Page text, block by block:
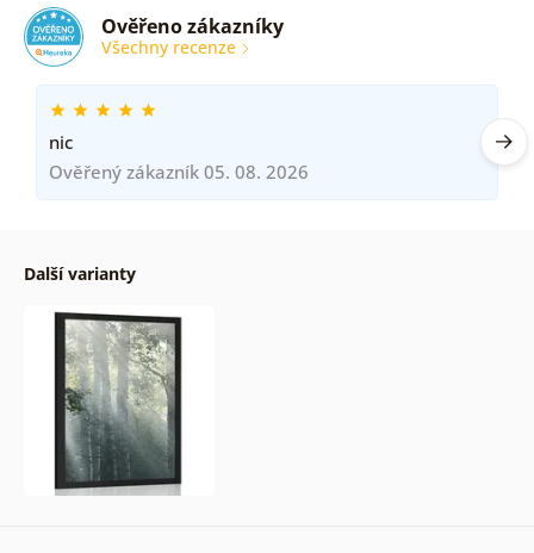
Ověřeno zákazníky
Všechny recenze
nic
Ověřený zákazník 05. 08. 2026
Další varianty